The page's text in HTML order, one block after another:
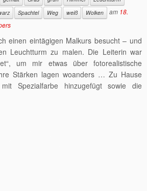
Spachtel Weg weiß Wolken am 18.
einen eintägigen Malkurs besucht – und
Leuchtturm zu malen. Die Leiterin war
um mir etwas über fotorealistische
Stärken lagen woanders … Zu Hause
Spezialfarbe hinzugefügt sowie die